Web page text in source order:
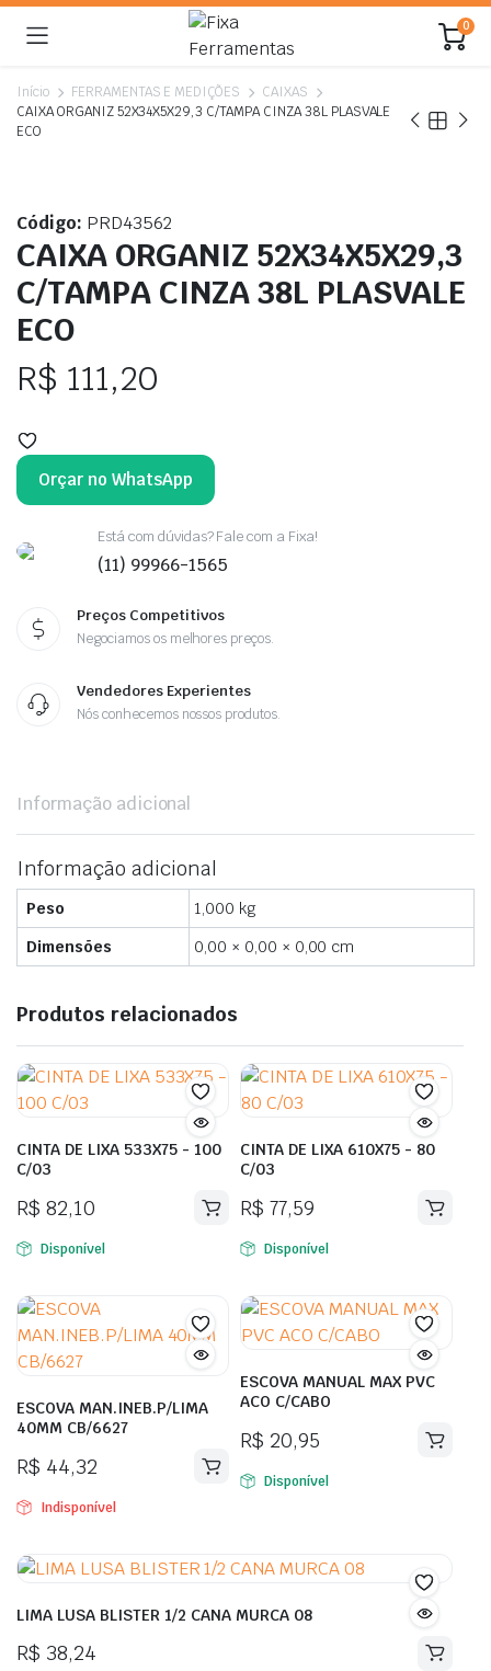
0
Início FERRAMENTAS E MEDIÇÕES
CAIXAS
CAIXA ORGANIZ 52X34X5X29,3 C/TAMPA CINZA 38L PLASVALE
ECO
Código: PRD43562
CAIXA ORGANIZ 52X34X5X29,3
C/TAMPA CINZA 38L PLASVALE
ECO
R$ 111,20
Orçar no WhatsApp
Está com dúvidas? Fale com a Fixa!
(11) 99966-1565
Preços Competitivos
Negociamos os melhores preços.
Vendedores Experientes
Nós conhecemos nossos produtos.
Informação adicional
Informação adicional
Peso
1,000 kg
Dimensões
0,00 × 0,00 × 0,00 cm
Produtos relacionados
CINTA DE LIXA 533X75 - 100
C/03
R$ 82,10
Disponível
CINTA DE LIXA 610X75 - 80
C/03
R$ 77,59
Disponível
ESCOVA MAN.INEB.P/LIMA
40MM CB/6627
R$ 44,32
Indisponível
ESCOVA MANUAL MAX PVC
ACO C/CABO
R$ 20,95
Disponível
LIMA LUSA BLISTER 1/2 CANA MURCA 08
R$ 38,24